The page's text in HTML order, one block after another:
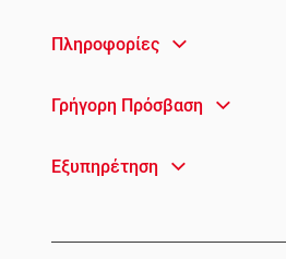
Πληροφορίες
Γρήγορη Πρόσβαση
Εξυπηρέτηση